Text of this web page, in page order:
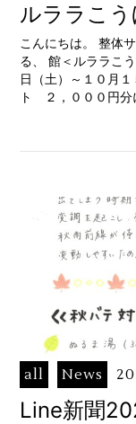
ルララこう
こんにちは。 整体
る、 館＜ルララこ
日（土）～１０月
ト ２，０００円
all News
Line新聞